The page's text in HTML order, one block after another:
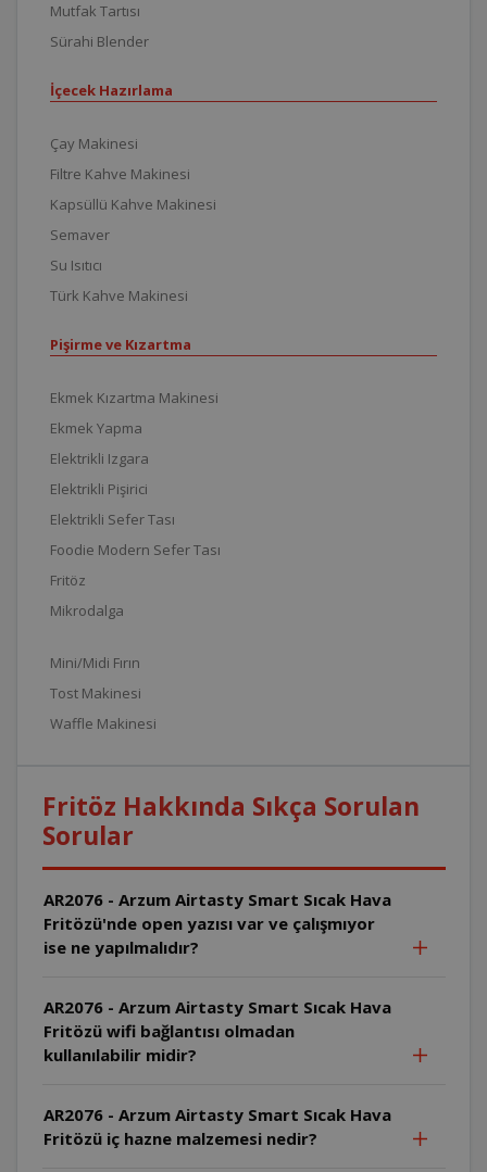
Mutfak Tartısı
Sürahi Blender
İçecek Hazırlama
Çay Makinesi
Filtre Kahve Makinesi
Kapsüllü Kahve Makinesi
Semaver
Su Isıtıcı
Türk Kahve Makinesi
Pişirme ve Kızartma
Ekmek Kızartma Makinesi
Ekmek Yapma
Elektrikli Izgara
Elektrikli Pişirici
Elektrikli Sefer Tası
Foodie Modern Sefer Tası
Fritöz
Mikrodalga
Mini/Midi Fırın
Tost Makinesi
Waffle Makinesi
Fritöz Hakkında Sıkça Sorulan
Sorular
AR2076 - Arzum Airtasty Smart Sıcak Hava
Fritözü'nde open yazısı var ve çalışmıyor
ise ne yapılmalıdır?
AR2076 - Arzum Airtasty Smart Sıcak Hava
Fritözü wifi bağlantısı olmadan
kullanılabilir midir?
AR2076 - Arzum Airtasty Smart Sıcak Hava
Fritözü iç hazne malzemesi nedir?